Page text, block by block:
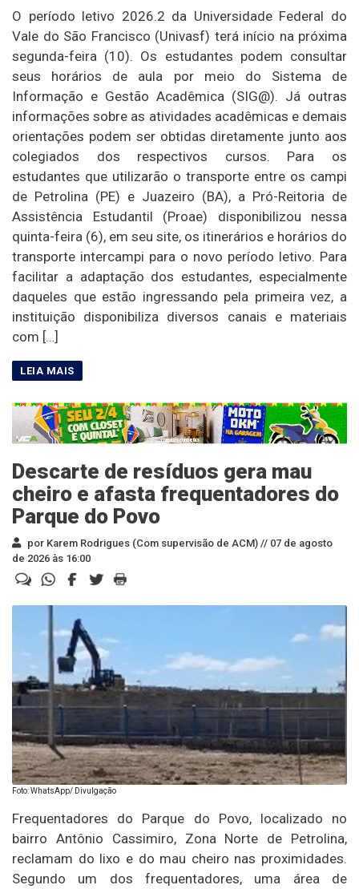
O período letivo 2026.2 da Universidade Federal do
Vale do São Francisco (Univasf) terá início na próxima
segunda-feira (10). Os estudantes podem consultar
seus horários de aula por meio do Sistema de
Informação e Gestão Acadêmica (SIG@). Já outras
informações sobre as atividades acadêmicas e demais
orientações podem ser obtidas diretamente junto aos
colegiados dos respectivos cursos. Para os
estudantes que utilizarão o transporte entre os campi
de Petrolina (PE) e Juazeiro (BA), a Pró-Reitoria de
Assistência Estudantil (Proae) disponibilizou nessa
quinta-feira (6), em seu site, os itinerários e horários do
transporte intercampi para o novo período letivo. Para
facilitar a adaptação dos estudantes, especialmente
daqueles que estão ingressando pela primeira vez, a
instituição disponibiliza diversos canais e materiais
com […]
Descarte de resíduos gera mau
cheiro e afasta frequentadores do
Parque do Povo
por Karem Rodrigues (Com supervisão de ACM) // 07 de agosto
de 2026 às 16:00
Foto: WhatsApp/ Divulgação
Frequentadores do Parque do Povo, localizado no
bairro Antônio Cassimiro, Zona Norte de Petrolina,
reclamam do lixo e do mau cheiro nas proximidades.
Segundo um dos frequentadores, uma área de